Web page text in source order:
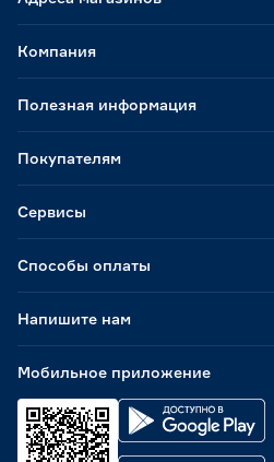
Способы оплаты
Мобильное приложение
Компания
Полезная информация
Покупателям
Сервисы
Напишите нам